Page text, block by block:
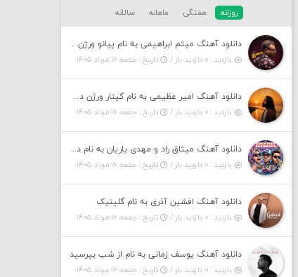
روزانه هفتگی ماهانه سالانه
دانلود آهنگ میثم ابراهیمی به نام پیانو ورژن مهربون من
بازدید : ۰ بازدید بار /
تاریخ : جمعه ۱۶ مرداد ۱۴۰۵
دانلود آهنگ امیر عظیمی به نام گیتار ورژن دختر بندر
بازدید : ۰ بازدید بار /
تاریخ : جمعه ۱۶ مرداد ۱۴۰۵
دانلود آهنگ میثاق راد و مهدی یاریان به نام دختر شمرون
بازدید : ۰ بازدید بار /
تاریخ : جمعه ۱۶ مرداد ۱۴۰۵
دانلود آهنگ افشین آذری به نام گلینیک
بازدید : ۰ بازدید بار /
تاریخ : جمعه ۱۶ مرداد ۱۴۰۵
دانلود آهنگ یوسف زمانی به نام از شب بپرسید
بازدید : ۰ بازدید بار /
تاریخ : جمعه ۱۶ مرداد ۱۴۰۵